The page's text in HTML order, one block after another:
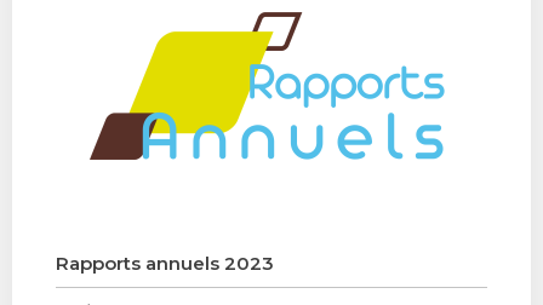
Rapports annuels 2023